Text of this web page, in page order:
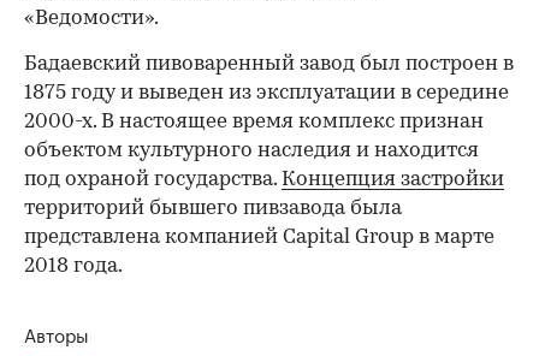
«Ведомости».
Бадаевский пивоваренный завод был построен в
1875 году и выведен из эксплуатации в середине
2000-х. В настоящее время комплекс признан
объектом культурного наследия и находится
под охраной государства. Концепция застройки
территорий бывшего пивзавода была
представлена компанией Capital Group в марте
2018 года.
Авторы